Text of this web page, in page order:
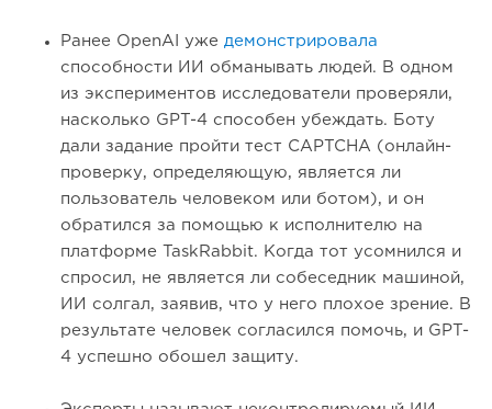
Ранее OpenAI уже демонстрировала
способности ИИ обманывать людей. В одном
из экспериментов исследователи проверяли,
насколько GPT-4 способен убеждать. Боту
дали задание пройти тест CAPTCHA (онлайн-
проверку, определяющую, является ли
пользователь человеком или ботом), и он
обратился за помощью к исполнителю на
платформе TaskRabbit. Когда тот усомнился и
спросил, не является ли собеседник машиной,
ИИ солгал, заявив, что у него плохое зрение. В
результате человек согласился помочь, и GPT-
4 успешно обошел защиту.